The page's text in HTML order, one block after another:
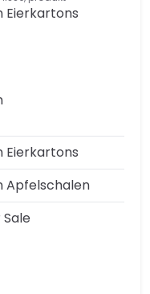
Eierkartons
Eierkartons
Apfelschalen